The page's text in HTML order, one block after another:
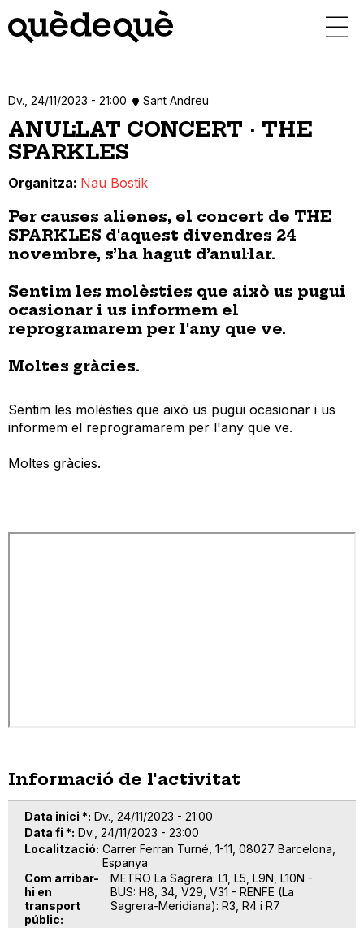
contingut
Dv., 24/11/2023 - 21:00 Sant Andreu
ANUL·LAT CONCERT · THE
SPARKLES
Organitza Nau Bostik
Per causes alienes, el concert de THE
SPARKLES d'aquest divendres 24
novembre, s’ha hagut d’anul·lar.
Sentim les molèsties que això us pugui
ocasionar i us informem el
reprogramarem per l'any que ve.
Moltes gràcies.
Sentim les molèsties que això us pugui ocasionar i us
informem el reprogramarem per l'any que ve.
Moltes gràcies.
Informació de l'activitat
Data inici * Dv., 24/11/2023 - 21:00
Data fi * Dv., 24/11/2023 - 23:00
Localització Carrer Ferran Turné, 1-11, 08027 Barcelona,
Espanya
Com arribar-
hi en
transport
públic
METRO La Sagrera: L1, L5, L9N, L10N -
BUS: H8, 34, V29, V31 - RENFE (La
Sagrera-Meridiana): R3, R4 i R7